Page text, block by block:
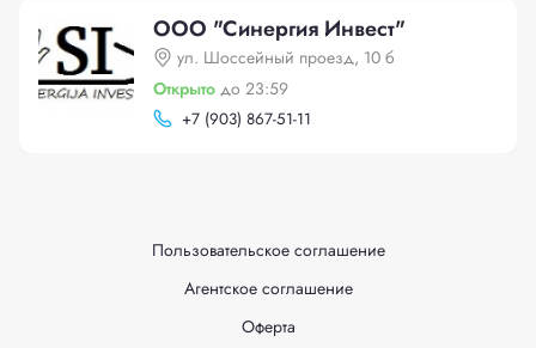
ООО "Синергия Инвест"
ул. Шоссейный проезд, 10 б
Открыто до 23:59
+7 (903) 867-51-11
Пользовательское соглашение
Агентское соглашение
Оферта